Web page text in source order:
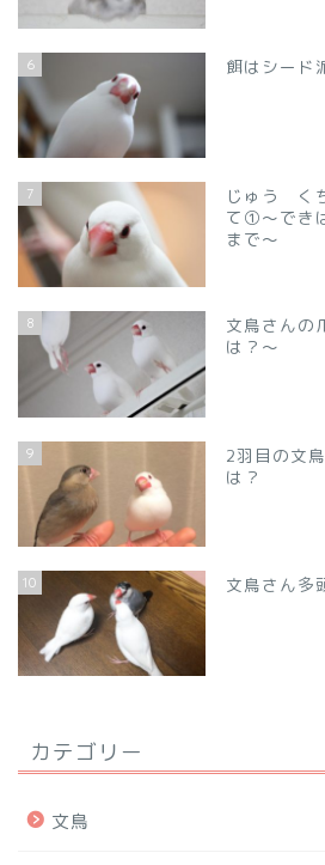
6 餌はシード
7
じゅう く
て①～でき
まで～
8
文鳥さんの
は？～
9
2羽目の文
は？
10 文鳥さん多
カテゴリー
文鳥